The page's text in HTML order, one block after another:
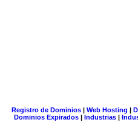
Registro de Dominios| Web Hosting |
Dominios Expirados | Industrias |